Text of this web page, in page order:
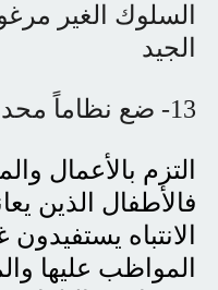
السلوك الغير
الجيد
13- ضع نظاماً محددا والتزم به :
التزم بالأعمال
فالأطفال الذين
الانتباه
المواظب عليها